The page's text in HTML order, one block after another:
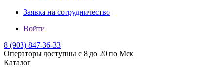
Заявка на сотрудничество
Войти
8 (903) 847-36-33
Операторы доступны с 8 до 20 по Мск
Каталог